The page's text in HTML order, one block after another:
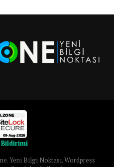
Yeni Bilgi Noktası. Wordpress